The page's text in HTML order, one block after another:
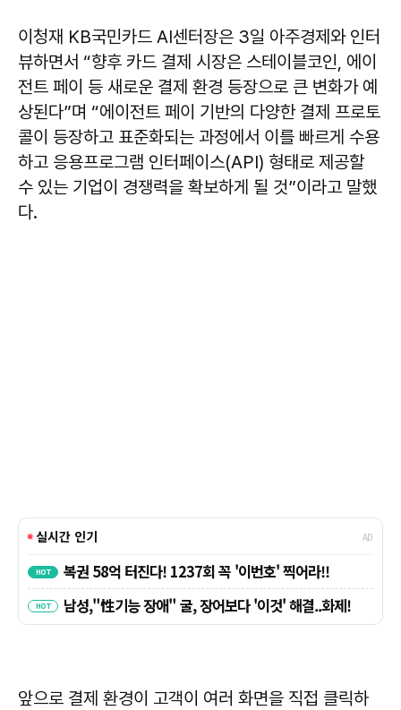
이청재 KB국민카드 AI센터장은 3일 아주경제와 인터
뷰하면서 “향후 카드 결제 시장은 스테이블코인, 에이
전트 페이 등 새로운 결제 환경 등장으로 큰 변화가 예
상된다”며 “에이전트 페이 기반의 다양한 결제 프로토
콜이 등장하고 표준화되는 과정에서 이를 빠르게 수용
하고 응용프로그램 인터페이스(API) 형태로 제공할
수 있는 기업이 경쟁력을 확보하게 될 것”이라고 말했
다.
앞으로 결제 환경이 고객이 여러 화면을 직접 클릭하